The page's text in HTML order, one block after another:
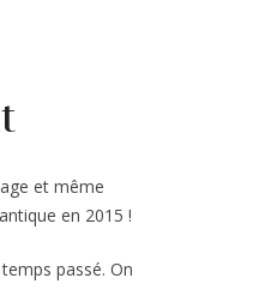
et même
en 2015 !
passé. On